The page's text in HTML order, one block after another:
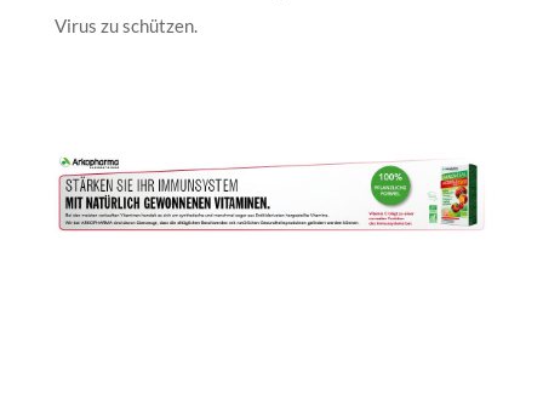
Virus zu schützen.